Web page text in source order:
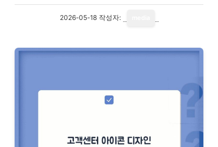
2026-05-18 작성자: